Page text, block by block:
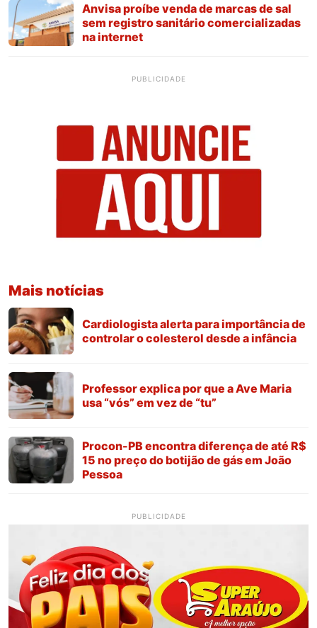
Anvisa proíbe venda de marcas de sal
sem registro sanitário comercializadas
na internet
PUBLICIDADE
Mais notícias
Cardiologista alerta para importância de
controlar o colesterol desde a infância
Professor explica por que a Ave Maria
usa “vós” em vez de “tu”
Procon-PB encontra diferença de até R$
15 no preço do botijão de gás em João
Pessoa
PUBLICIDADE